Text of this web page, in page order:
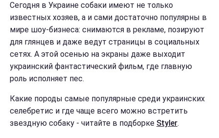
Сегодня в Украине собаки имеют не только
известных хозяев, а и сами достаточно популярны в
мире шоу-бизнеса: снимаются в рекламе, позируют
для глянцев и даже ведут страницы в социальных
сетях. А этой осенью на экраны даже выходит
украинский фантастический фильм, где главную
роль исполняет пес.
Какие породы самые популярные среди украинских
селебретис и где чаще всего можно встретить
звездную собаку - читайте в подборке Styler.